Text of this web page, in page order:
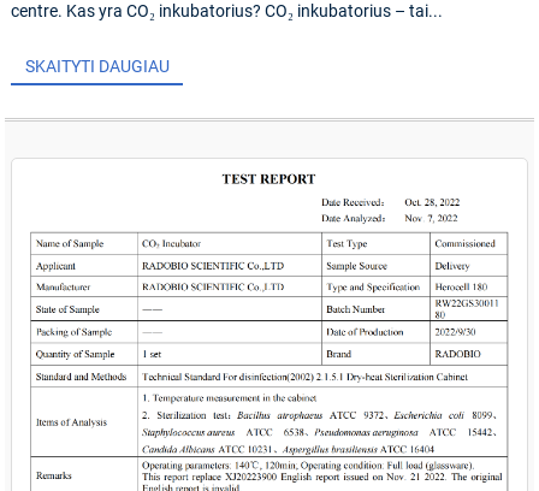
centre. Kas yra CO₂ inkubatorius? CO₂ inkubatorius – tai...
SKAITYTI DAUGIAU